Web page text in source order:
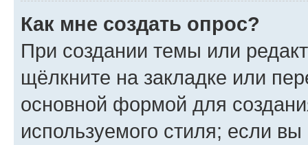
Как мне создать опрос?
При создании темы или
щёлкните на закладке или
основной формой для
используемого стиля; если